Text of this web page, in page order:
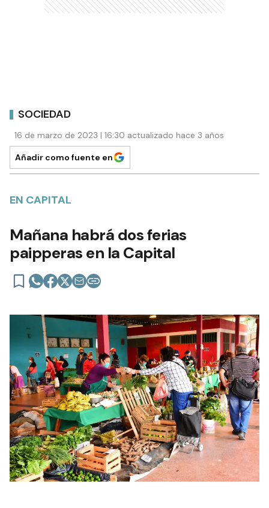
SOCIEDAD
16 de marzo de 2023 | 16:30 actualizado hace 3 años
Añadir como fuente en
EN CAPITAL
Mañana habrá dos ferias
paipperas en la Capital